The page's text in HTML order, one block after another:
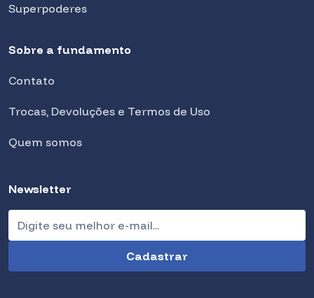
Superpoderes
Sobre a fundamento
Contato
Trocas, Devoluções e Termos de Uso
Quem somos
Newsletter